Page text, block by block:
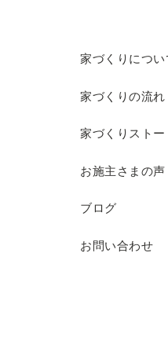
家づくりについ
家づくりの流れ
家づくりスト
お施主さまの声
ブログ
お問い合わせ